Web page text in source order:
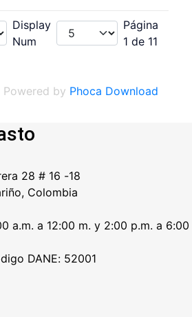
Display
Num
Página
1 de 11
Powered by Phoca Download
28 # 16 -18
Colombia
a.m. a 12:00 m. y 2:00 p.m. a 6:00
DANE: 52001